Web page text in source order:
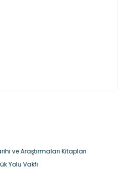
ve Araştırmaları Kitapları
Yolu Vakfı